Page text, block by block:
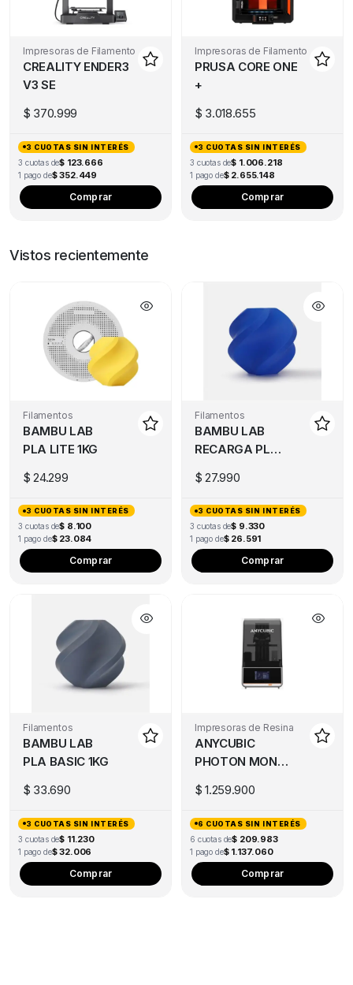
Impresoras de Filamento
CREALITY ENDER3
V3 SE
$ 370.999
3 CUOTAS SIN INTERÉS
3 cuotas de$ 123.666
1 pago de$ 352.449
Comprar
Impresoras de Filamento
PRUSA CORE ONE
+
$ 3.018.655
3 CUOTAS SIN INTERÉS
3 cuotas de$ 1.006.218
1 pago de$ 2.655.148
Comprar
Vistos recientemente
Filamentos
BAMBU LAB
PLA LITE 1KG
$ 24.299
3 CUOTAS SIN INTERÉS
3 cuotas de$ 8.100
1 pago de$ 23.084
Comprar
Filamentos
BAMBU LAB
RECARGA PLA
$ 27.990
3 CUOTAS SIN INTERÉS
3 cuotas de$ 9.330
1 pago de$ 26.591
Comprar
Filamentos
BAMBU LAB
PLA BASIC 1KG
$ 33.690
3 CUOTAS SIN INTERÉS
3 cuotas de$ 11.230
1 pago de$ 32.006
Comprar
Impresoras de Resina
ANYCUBIC
PHOTON MONO
$ 1.259.900
6 CUOTAS SIN INTERÉS
6 cuotas de$ 209.983
1 pago de$ 1.137.060
Comprar